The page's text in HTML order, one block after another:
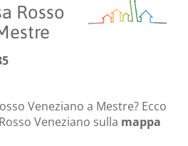
Rosso
Veneziano a Mestre? Ecco
Veneziano sulla mappa